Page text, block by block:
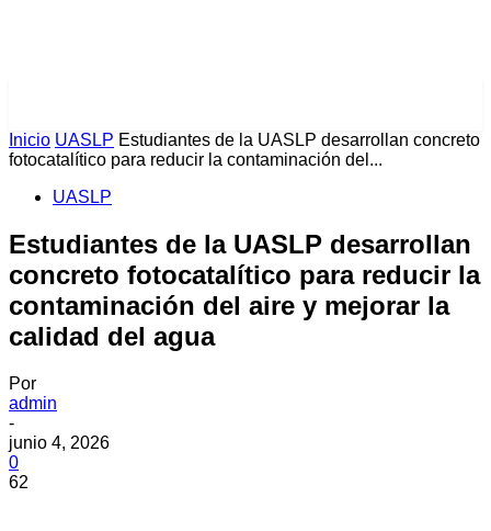
Inicio UASLP Estudiantes de la UASLP desarrollan concreto
fotocatalítico para reducir la contaminación del...
UASLP
Estudiantes de la UASLP desarrollan
concreto fotocatalítico para reducir la
contaminación del aire y mejorar la
calidad del agua
Por
admin
-
junio 4, 2026
0
62